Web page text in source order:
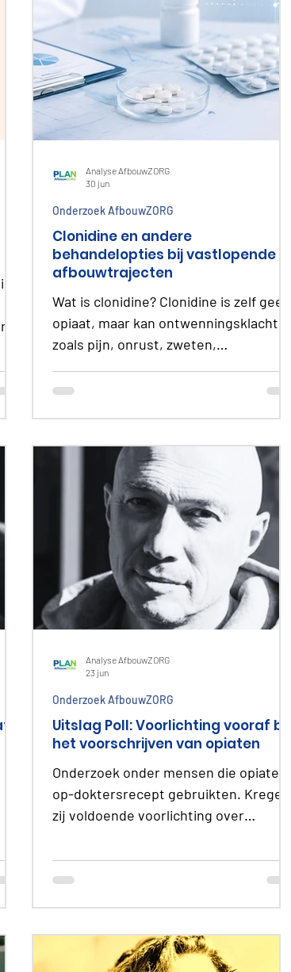
Clonidine en andere
behandelopties bij vastlopende
afbouwtrajecten
Wat is clonidine? Clonidine is zelf geen
opiaat, maar kan ontwenningsklachten
zoals pijn, onrust, zweten,
en andere lichamelijke
oorsprong een bloeddrukverlager.
Deelonderzoek Afbouwzorg Nederland
Dit onderzoek maakte deel uit van de
derde onderzoeksronde van het
Onderzoek Afbouwzorg Nederland. Aan
deze ronde namen 28 respondenten
deel. Hier lees je wat zij aan het
Onderzoek
Onderzoek AfbouwZORG
Analyse AfbouwZORG
30 jun
Uitslag Poll: Voorlichting vooraf bij
het voorschrijven van opiaten
Onderzoek onder mensen die opiaten-
op-doktersrecept gebruikten. Kregen
zij voldoende voorlichting over
ontwenningsverschijnselen en de
risico's van langdurig gebruik?
Onderzoek AfbouwZORG
Analyse AfbouwZORG
23 jun